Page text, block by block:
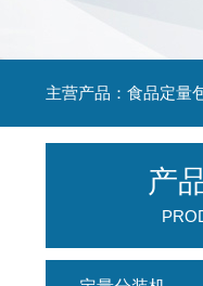
主营产品：食品定量
产